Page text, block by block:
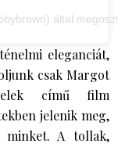
által
eleganciát,
csak Margot
című film
jelenik meg,
minket. A tollak,